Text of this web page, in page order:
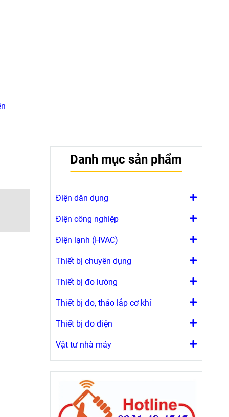
Danh mục sản phẩm
Điện dân dụng
Điện công nghiệp
Điện lạnh (HVAC)
Thiết bị chuyên dụng
Thiết bị đo lường
Thiết bị đo, tháo lắp cơ khí
Thiết bị đo điện
Vật tư nhà máy